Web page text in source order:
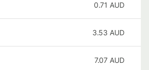
0.71 AUD
3.53 AUD
7.07 AUD